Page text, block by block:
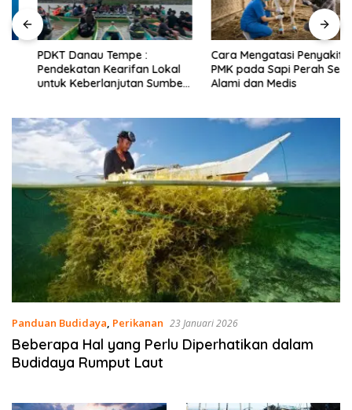
PDKT Danau Tempe :
Pendekatan Kearifan Lokal
untuk Keberlanjutan Sumber
Cara Mengatasi Penyakit
PMK pada Sapi Perah Secara
Alami dan Medis
Panduan Budidaya, Perikanan 23 Januari 2026
Beberapa Hal yang Perlu Diperhatikan dalam
Budidaya Rumput Laut